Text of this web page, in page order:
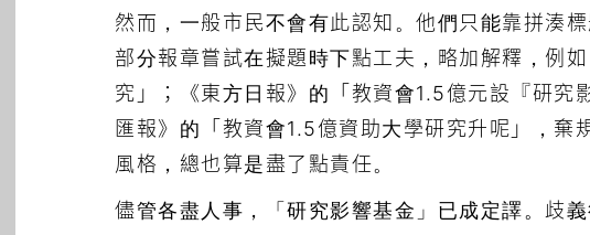
然而，一般市民不會有此認知。他們只能靠拼湊
部分報章嘗試在擬題時下點工夫，略加解釋，例
究」；《東方日報》的「教資會1.5億元設『研究
匯報》的「教資會1.5億資助大學研究升呢」，棄
風格，總也算是盡了點責任。
儘管各盡人事，「研究影響基金」已成定譯。歧